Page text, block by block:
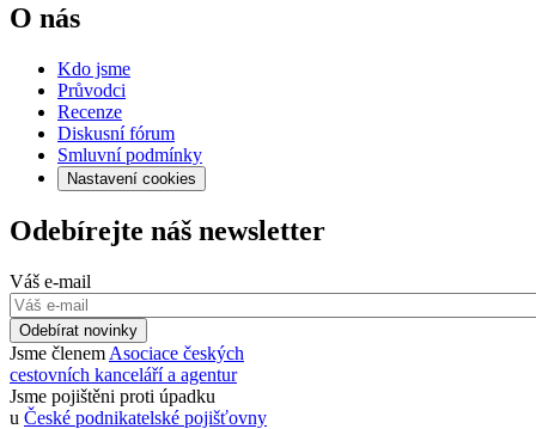
O nás
Kdo jsme
Průvodci
Recenze
Diskusní fórum
Smluvní podmínky
Nastavení cookies
Odebírejte náš newsletter
Váš e-mail
Odebírat novinky
Jsme členem Asociace českých
cestovních kanceláří a agentur
Jsme pojištěni proti úpadku
u České podnikatelské pojišťovny